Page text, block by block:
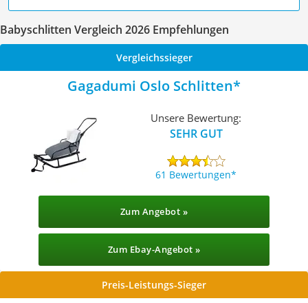
Babyschlitten Vergleich 2026 Empfehlungen
Vergleichssieger
Gagadumi Oslo Schlitten
Unsere Bewertung:
SEHR GUT
61 Bewertungen
Zum Angebot »
Zum Ebay-Angebot »
Preis-Leistungs-Sieger